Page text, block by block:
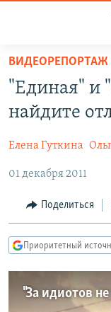
упрощенного
доступа
Вернуться
основному
Вернутся
главной
навигации
Вернутся
ПРОГРАММЫ
ПОДКАСТЫ
ЦИТАТЫ
МНЕНИЯ
КУЛЬТУРА
IDEL.РЕАЛИИ
КАВКАЗ.РЕАЛИИ
СЕВЕР.РЕАЛИИ
СИБИРЬ.РЕАЛИИ
ВИДЕОРЕПОРТАЖ
"Единая" и
найдите
Елена Гуткина
01 декабря 2011
Поделиться
Приоритетный